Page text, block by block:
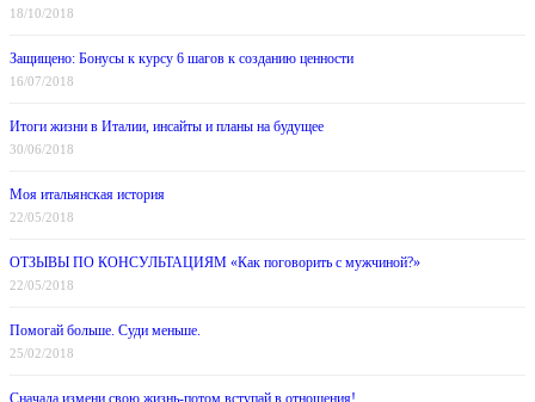
18/10/2018
Защищено: Бонусы к курсу 6 шагов к созданию ценности
16/07/2018
Итоги жизни в Италии, инсайты и планы на будущее
30/06/2018
Моя итальянская история
22/05/2018
ОТЗЫВЫ ПО КОНСУЛЬТАЦИЯМ «Как поговорить с мужчиной?»
22/05/2018
Помогай больше. Суди меньше.
25/02/2018
Сначала измени свою жизнь-потом вступай в отношения!